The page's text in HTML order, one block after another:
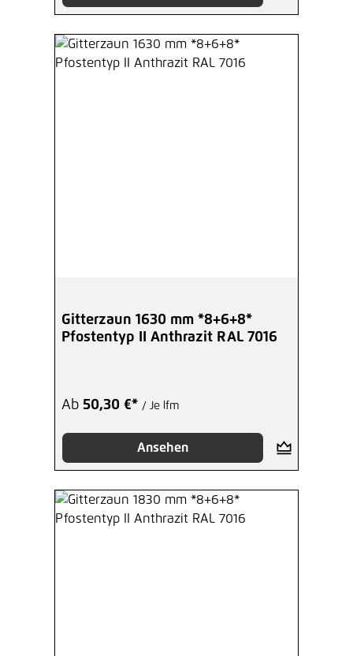
Gitterzaun 1630 mm *8+6+8*
Pfostentyp II Anthrazit RAL 7016
Ab 50,30 €* / Je lfm
Ansehen